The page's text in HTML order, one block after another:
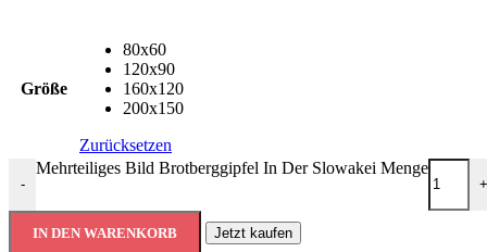
Größe
80x60
120x90
160x120
200x150
Zurücksetzen
-
Mehrteiliges Bild Brotberggipfel In Der Slowakei Menge
+
IN DEN WARENKORB Jetzt kaufen